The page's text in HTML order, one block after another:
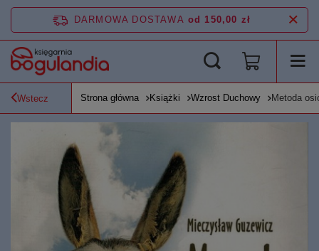
DARMOWA DOSTAWA od 150,00 zł
Wstecz Strona główna Książki Wzrost Duchowy Metoda